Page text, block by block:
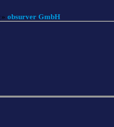
» obsurver GmbH